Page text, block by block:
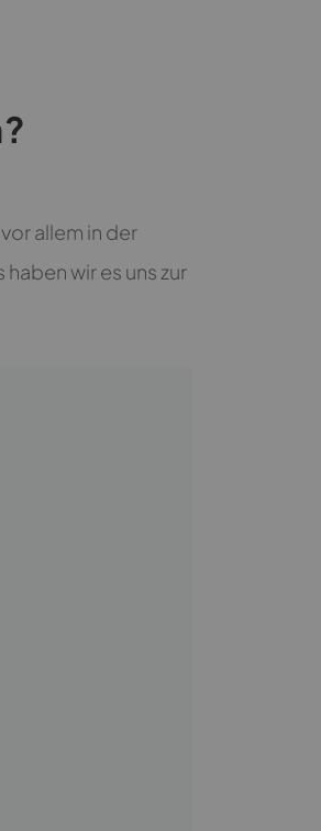
allem in der
wir es uns zur